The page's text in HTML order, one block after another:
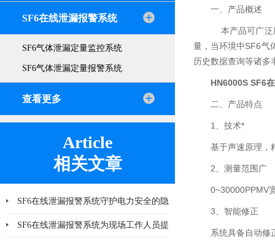
SF6在线泄漏报警系统
SF6气体泄漏定量监控系统
SF6气体泄漏定量报警系统
查看更多
Article
相关文章
SF6在线泄漏报警系统守护电力安全的隐
形力量
SF6在线泄漏报警系统为现场工作人员提
一、产品概述
本产品可广泛
量，当环境中SF6气
历史数据查询等诸多
HN6000S SF6
二、产品特点
1、技术*
基于声速原理，
2、测量范围广
0~30000PPMV
3、智能修正
系统具备自动修